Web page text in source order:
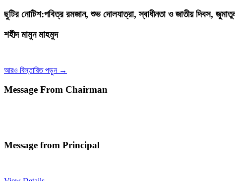
ছুটির নোটিশ:পবিত্র রমজান, শুভ দোলযাত্রা, স্বাধীনতা ও জাতীয় দিবস,
শহীদ মামুন মাহমুদ
আরও বিস্তারিত পড়ুন →
Message From Chairman
Message from Principal